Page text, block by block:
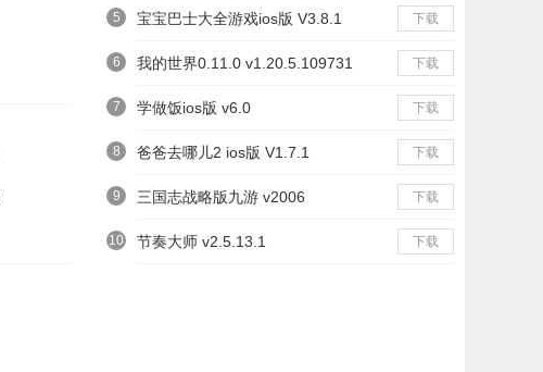
5 宝宝巴士大全游戏ios版 V3.8.1 下载
6 我的世界0.11.0 v1.20.5.109731 下载
7 学做饭ios版 v6.0 下载
8 爸爸去哪儿2 ios版 V1.7.1 下载
9 三国志战略版九游 v2006 下载
10 节奏大师 v2.5.13.1 下载